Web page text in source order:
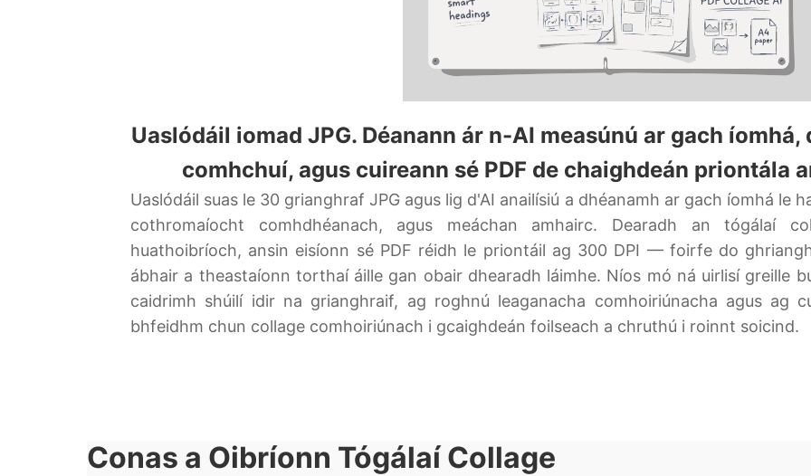
Uaslódáil iomad JPG. Déanann ár n-AI measúnú ar gach
comhchuí, agus cuireann sé PDF de chaighdeán priontála
Uaslódáil suas le 30 grianghraf JPG agus lig d'AI anailísiú a dhéanamh ar gach íomhá le
cothromaíocht comhdhéanach, agus meáchan amhairc. Dearadh an tógálaí
huathoibríoch, ansin eisíonn sé PDF réidh le priontáil ag 300 DPI — foirfe do
ábhair a theastaíonn torthaí áille gan obair dhearadh láimhe. Níos mó ná uirlisí greille
caidrimh shúilí idir na grianghraif, ag roghnú leaganacha comhoiriúnacha agus ag
bhfeidhm chun collage comhoiriúnach i gcaighdeán foilseach a chruthú i roinnt soicind.
Conas a Oibríonn Tógálaí Collage